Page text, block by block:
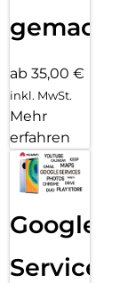
gemacht!
ab 35,00 €
inkl. MwSt.
Mehr
erfahren
Google
Services